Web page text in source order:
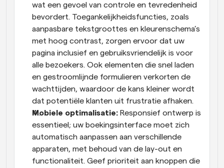
wat een gevoel van controle en tevredenheid
bevordert. Toegankelijkheidsfuncties, zoals
aanpasbare tekstgroottes en kleurenschema’s
met hoog contrast, zorgen ervoor dat uw
pagina inclusief en gebruiksvriendelijk is voor
alle bezoekers. Ook elementen die snel laden
en gestroomlijnde formulieren verkorten de
wachttijden, waardoor de kans kleiner wordt
dat potentiële klanten uit frustratie afhaken.
Mobiele optimalisatie: Responsief ontwerp is
essentieel; uw boekingsinterface moet zich
automatisch aanpassen aan verschillende
apparaten, met behoud van de lay-out en
functionaliteit. Geef prioriteit aan knoppen die